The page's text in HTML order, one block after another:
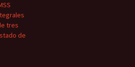
tres
de